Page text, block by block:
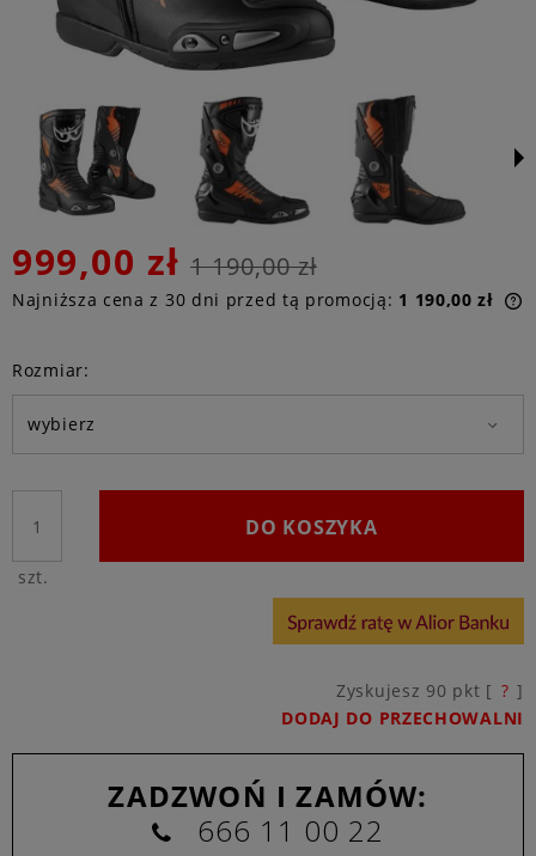
999,00 zł 1 190,00 zł
Najniższa cena z 30 dni przed tą promocją: 1 190,00 zł
Rozmiar:
szt.
DO KOSZYKA
Zyskujesz 90 pkt [ ? ]
DODAJ DO PRZECHOWALNI
ZADZWOŃ I ZAMÓW:
666 11 00 22